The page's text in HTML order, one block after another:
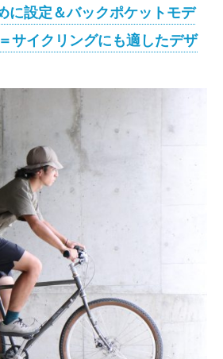
に設定＆バックポケットモデ
サイクリングにも適したデザ